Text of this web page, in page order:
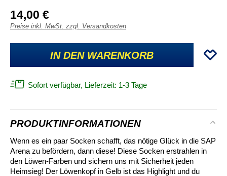
14,00 €
Preise inkl. MwSt. zzgl. Versandkosten
IN DEN WARENKORB
Sofort verfügbar, Lieferzeit: 1-3 Tage
PRODUKTINFORMATIONEN
Wenn es ein paar Socken schafft, das nötige Glück in die SAP
Arena zu befördern, dann diese! Diese Socken erstrahlen in
den Löwen-Farben und sichern uns mit Sicherheit jeden
Heimsieg! Der Löwenkopf in Gelb ist das Highlight und du